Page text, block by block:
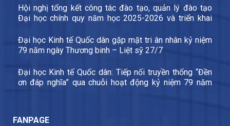
Hội nghị tổng kết công tác đào tạo, quản lý đào tạo
Đại học chính quy năm học 2025-2026 và triển khai
Đại học Kinh tế Quốc dân gặp mặt tri ân nhân kỷ niệm
79 năm ngày Thương binh – Liệt sỹ 27/7
Đại học Kinh tế Quốc dân: Tiếp nối truyền thống “Đền
ơn đáp nghĩa” qua chuỗi hoạt động kỷ niệm 79 năm
FANPAGE